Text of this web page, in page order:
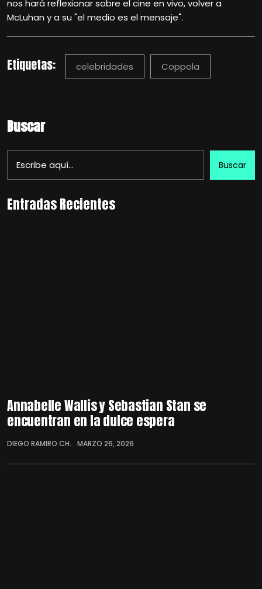
nos hará reflexionar sobre el cine en vivo, volver a
McLuhan y a su "el medio es el mensaje".
Etiquetas: celebridades Coppola
Buscar
Buscar
Entradas Recientes
Annabelle Wallis y Sebastian Stan se
encuentran en la dulce espera
DIEGO RAMIRO CH. MARZO 26, 2026